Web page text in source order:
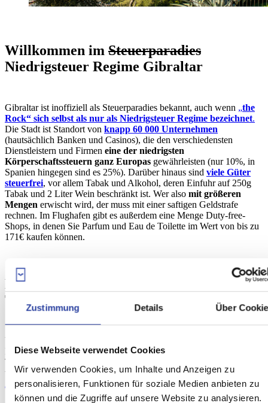
Zustimmung Details Über
Diese Webseite verwendet Cookies
Wir verwenden Cookies, um Inhalte und Anzeigen zu
personalisieren, Funktionen für soziale Medien anbieten zu
können und die Zugriffe auf unsere Website zu analysieren.
Willkommen im Steuerparadies
Niedrigsteuer Regime Gibraltar
Gibraltar ist inoffiziell als Steuerparadies bekannt, auch wenn „the
Rock“ sich selbst als nur als Niedrigsteuer Regime bezeichnet.
Die Stadt ist Standort von knapp 60 000 Unternehmen
(hautsächlich Banken und Casinos), die den verschiedensten
Dienstleistern und Firmen eine der niedrigsten
Körperschaftssteuern ganz Europas gewährleisten (nur 10%, in
Spanien hingegen sind es 25%). Darüber hinaus sind viele Güter
steuerfrei, vor allem Tabak und Alkohol, deren Einfuhr auf 250g
Tabak und 2 Liter Wein beschränkt ist. Wer also mit größeren
Mengen erwischt wird, der muss mit einer saftigen Geldstrafe
rechnen. Im Flughafen gibt es außerdem eine Menge Duty-free-
Shops, in denen Sie Parfum und Eau de Toilette im Wert von bis zu
171€ kaufen können.
Machen Sie eine Delphinbeobachtungs-
Tour
Von der Marina Bay ausgehend haben Sie die Möglichkeit Delphin
Familien im kristallklaren Wasser vor Gibraltar zu beobachten. Die
Touren
werden hauptsächlich vonzwei Veranstaltern angeboten,Dolphin
Adventure andDolphin Safari.